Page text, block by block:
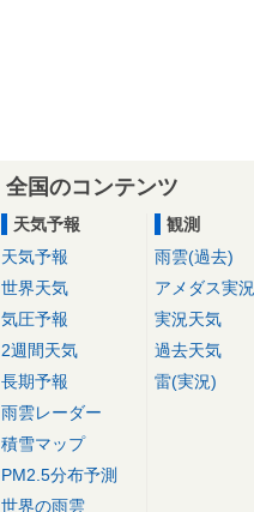
全国のコンテンツ
天気予報
天気予報
世界天気
気圧予報
2週間天気
長期予報
雨雲レーダー
積雪マップ
PM2.5分布予測
世界の雨雲
観測
雨雲(過去)
アメダス実況
実況天気
過去天気
雷(実況)